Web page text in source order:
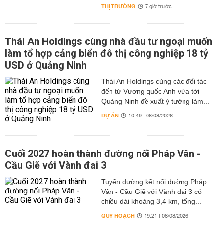
THỊ TRƯỜNG 7 giờ trước
Thái An Holdings cùng nhà đầu tư ngoại muốn
làm tổ hợp cảng biển đô thị công nghiệp 18 tỷ
USD ở Quảng Ninh
Thái An Holdings cùng các đối tác
đến từ Vương quốc Anh vừa tới
Quảng Ninh đề xuất ý tưởng làm...
DỰ ÁN 10:49 | 08/08/2026
Cuối 2027 hoàn thành đường nối Pháp Vân -
Cầu Giẽ với Vành đai 3
Tuyến đường kết nối đường Pháp
Vân - Cầu Giẽ với Vành đai 3 có
chiều dài khoảng 3,4 km, tổng...
QUY HOẠCH 19:21 | 08/08/2026